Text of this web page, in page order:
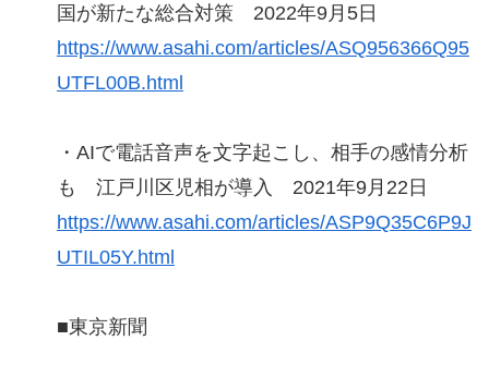
国が新たな総合対策 2022年9月5日
https://www.asahi.com/articles/ASQ956366Q95
UTFL00B.html
・AIで電話音声を文字起こし、相手の感情分析
も 江戸川区児相が導入 2021年9月22日
https://www.asahi.com/articles/ASP9Q35C6P9J
UTIL05Y.html
■東京新聞